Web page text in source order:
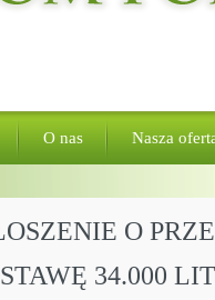
O nas Nasza
O
34.000